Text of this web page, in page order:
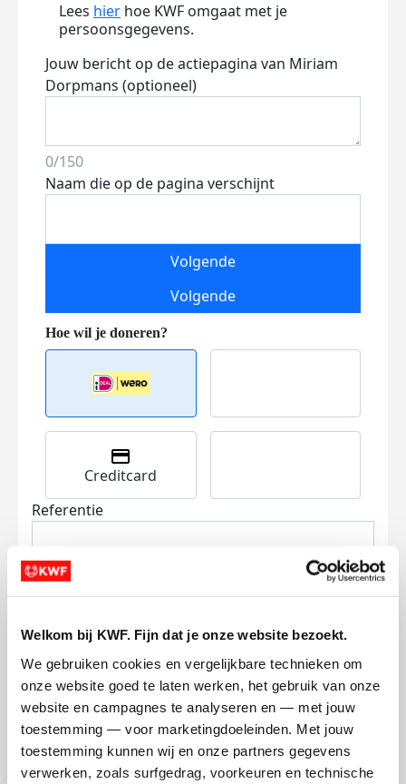
Welkom bij KWF. Fijn dat je onze website bezoekt.
We gebruiken cookies en vergelijkbare technieken om
onze website goed te laten werken, het gebruik van onze
website en campagnes te analyseren en — met jouw
toestemming — voor marketingdoeleinden. Met jouw
toestemming kunnen wij en onze partners gegevens
verwerken, zoals surfgedrag, voorkeuren en technische
Lees hier hoe KWF omgaat met je
persoonsgegevens.
Jouw bericht op de actiepagina van Miriam
Dorpmans (optioneel)
0/150
Naam die op de pagina verschijnt
Volgende
Volgende
Creditcard
Referentie
Ik wil bijdragen aan de transactiekosten
en betaal €0.75 extra.
Doneer nu